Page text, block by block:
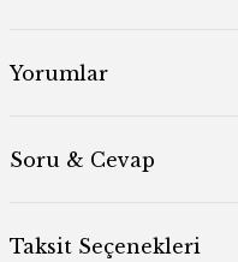
Yorumlar
Soru & Cevap
Taksit Seçenekleri